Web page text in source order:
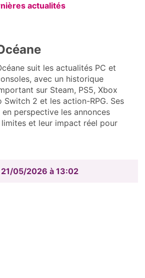
actualités
suit les actualités PC et
avec un historique
sur Steam, PS5, Xbox
Switch 2 et les action-RPG. Ses
perspective les annonces
et leur impact réel pour
21/05/2026 à 13:02